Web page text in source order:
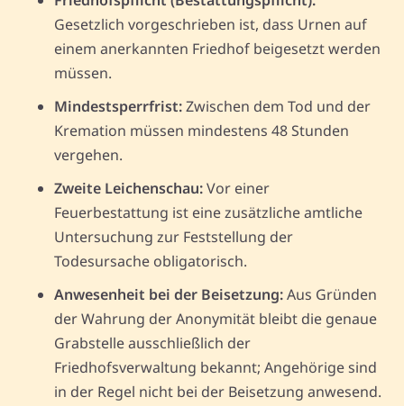
Gesetzlich vorgeschrieben ist, dass Urnen auf
einem anerkannten Friedhof beigesetzt werden
müssen.
Mindestsperrfrist:Zwischen dem Tod und der
Kremation müssen mindestens 48 Stunden
vergehen.
Zweite Leichenschau:Vor einer
Feuerbestattung ist eine zusätzliche amtliche
Untersuchung zur Feststellung der
Todesursache obligatorisch.
Anwesenheit bei der Beisetzung:Aus Gründen
der Wahrung der Anonymität bleibt die genaue
Grabstelle ausschließlich der
Friedhofsverwaltung bekannt; Angehörige sind
in der Regel nicht bei der Beisetzung anwesend.